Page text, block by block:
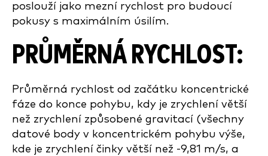
poslouží jako mezní rychlost pro budoucí
pokusy s maximálním úsilím.
PRŮMĚRNÁ RYCHLOST:
Průměrná rychlost od začátku koncentrické
fáze do konce pohybu, kdy je zrychlení větší
než zrychlení způsobené gravitací (všechny
datové body v koncentrickém pohybu výše,
kde je zrychlení činky větší než -9,81 m/s, a